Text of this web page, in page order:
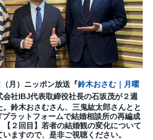
月）ニッポン放送『鈴木おさむ｜月曜
会社IBJ代表取締役社長の石坂茂が２週
。鈴木おさむさん、三鬼紘太郎さんとと
ラットフォームで結婚相談所の再編成
【２回目】若者の結婚観の変化について
ますので、是非ご視聴ください。